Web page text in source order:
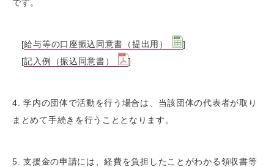
です。
[給与等の口座振込同意書（提出用）
]
[記入例（振込同意書） ]
4. 学内の団体で活動を行う場合は、当該団体の代表者が取り
まとめて手続きを行うこととなります。
5. 支援金の申請には、経費を負担したことがわかる領収書等